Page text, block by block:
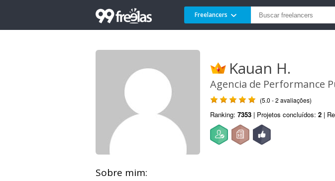
Freelancers
Kauan H.
Agencia de Performance
(5.0 - 2 avaliações)
Ranking: 7353 | Projetos concluídos: 2 |
Sobre mim: